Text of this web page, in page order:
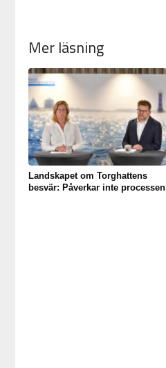
Mer läsning
Landskapet om Torghattens
besvär: Påverkar inte processen